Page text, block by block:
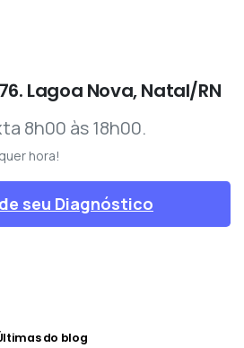
Lagoa Nova, Natal/RN
8h00 às 18h00.
hora!
seu Diagnóstico
do blog